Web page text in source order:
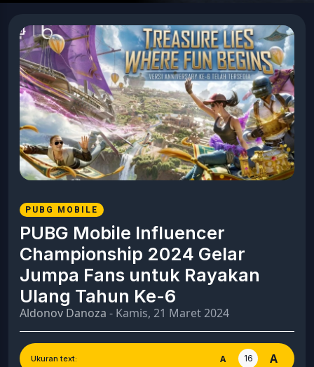
PUBG MOBILE
PUBG Mobile Influencer
Championship 2024 Gelar
Jumpa Fans untuk Rayakan
Ulang Tahun Ke-6
Aldonov Danoza - Kamis, 21 Maret 2024
Ukuran text: A 16 A